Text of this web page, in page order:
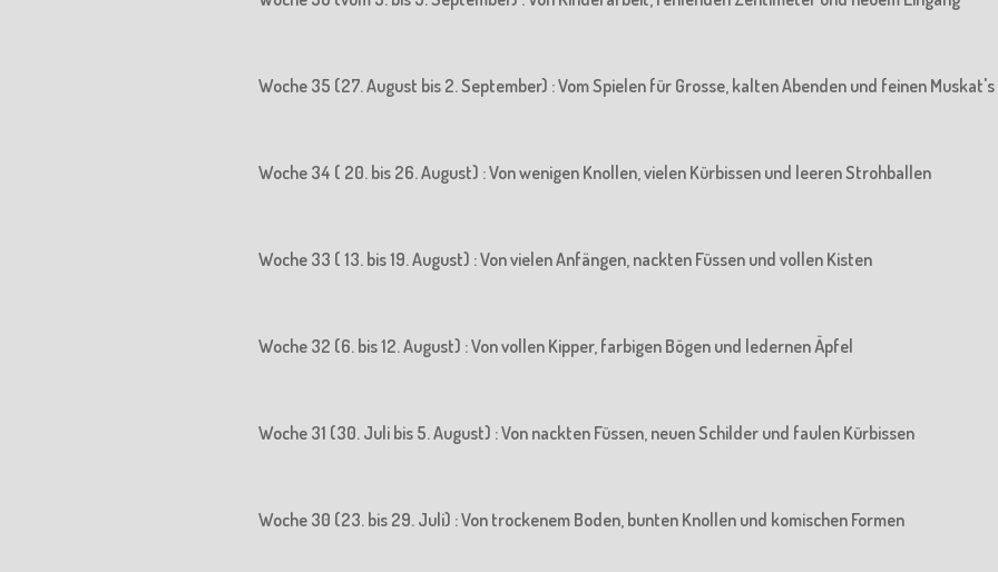
Woche 35 (27. August bis 2. September) : Vom Spielen für Grosse, kalten Abenden und feinen Muskat's
Woche 34 ( 20. bis 26. August) : Von wenigen Knollen, vielen Kürbissen und leeren Strohballen
Woche 33 ( 13. bis 19. August) : Von vielen Anfängen, nackten Füssen und vollen Kisten
Woche 32 (6. bis 12. August) : Von vollen Kipper, farbigen Bögen und ledernen Äpfel
Woche 31 (30. Juli bis 5. August) : Von nackten Füssen, neuen Schilder und faulen Kürbissen
Woche 30 (23. bis 29. Juli) : Von trockenem Boden, bunten Knollen und komischen Formen